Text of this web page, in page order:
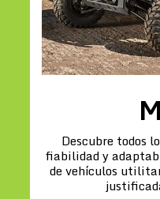
Descubre todos
fiabilidad y
de vehículos